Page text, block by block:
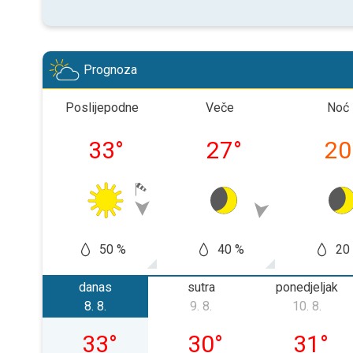
Prognoza
Poslijepodne
33°
50 %
Veče
27°
40 %
Noć
20
20
danas
subota, 08. 08.
8. 8.
33°
sutra
nedjelja, 09. 08.
9. 8.
30°
ponedjeljak
10. 8.
31 °